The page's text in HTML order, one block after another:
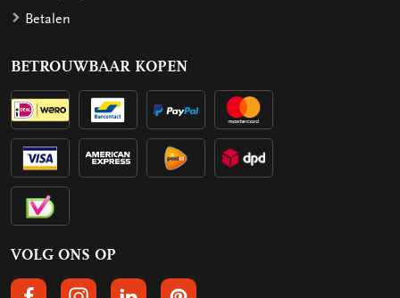
Betalen
BETROUWBAAR KOPEN
VOLG ONS OP